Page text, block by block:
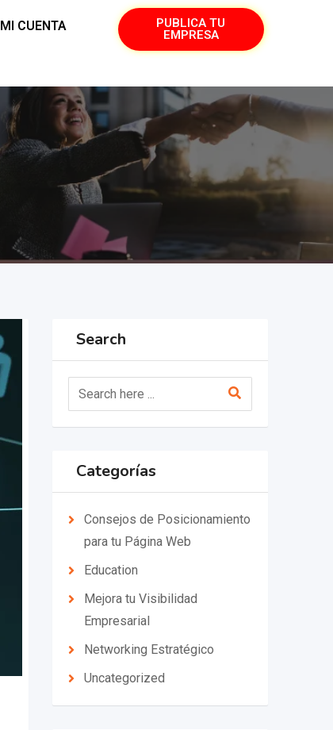
MI CUENTA
PUBLICA TU
EMPRESA
Search
Categorías
Consejos de Posicionamiento
para tu Página Web
Education
Mejora tu Visibilidad
Empresarial
Networking Estratégico
Uncategorized